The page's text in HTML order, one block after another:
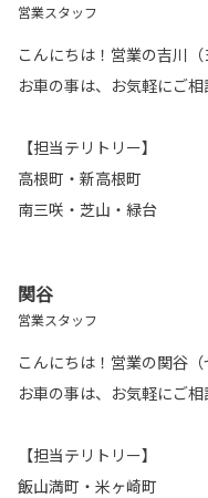
営業スタッフ
こんにちは！営業の吉川（
お車の事は、お気軽にご相
【担当テリトリー】
高根町・新高根町
南三咲・芝山・緑台
関谷
営業スタッフ
こんにちは！営業の関谷（
お車の事は、お気軽にご相
【担当テリトリー】
飯山満町・米ヶ崎町